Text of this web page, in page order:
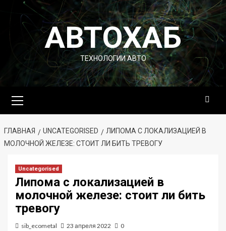
Перейти
содержимомуАВТОХАБ
ТЕХНОЛОГИИ АВТО
меню
ГЛАВНАЯ UNCATEGORISED
ЛИПОМА С ЛОКАЛИЗАЦИЕЙ В
МОЛОЧНОЙ ЖЕЛЕЗЕ: СТОИТ ЛИ БИТЬ ТРЕВОГУ
Uncategorised
Липома с локализацией в
молочной железе: стоит ли бить
тревогу
sib_ecometal 23 апреля 2022 0